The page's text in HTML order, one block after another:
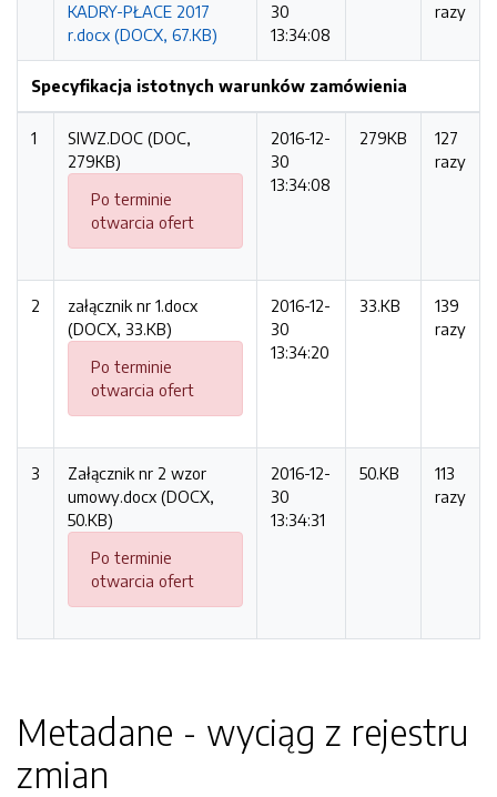
KADRY-PŁACE 2017
r.docx (DOCX, 67.KB)
30
13:34:08
razy
Specyfikacja istotnych warunków zamówienia
1
SIWZ.DOC (DOC,
279KB)
Po terminie
otwarcia ofert
2016-12-
30
13:34:08
279KB
127
razy
2
załącznik nr 1.docx
(DOCX, 33.KB)
Po terminie
otwarcia ofert
2016-12-
30
13:34:20
33.KB
139
razy
3
Załącznik nr 2 wzor
umowy.docx (DOCX,
50.KB)
Po terminie
otwarcia ofert
2016-12-
30
13:34:31
50.KB
113
razy
Metadane - wyciąg z rejestru
zmian